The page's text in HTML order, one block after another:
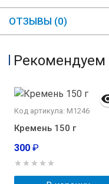
ОТЗЫВЫ (0)
Рекомендуем
Код артикула: М1246
Кремень 150 г
300 ₽